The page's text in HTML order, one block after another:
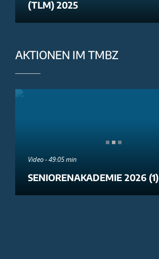
(TLM) 2025
AKTIONEN IM TMBZ
Video - 49:05 min
SENIORENAKADEMIE 2026 (1)